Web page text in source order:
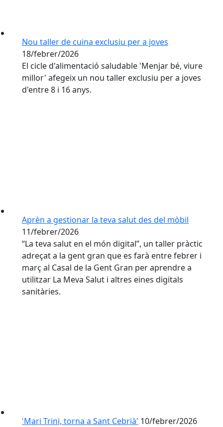
Nou taller de cuina exclusiu per a joves
18/febrer/2026
El cicle d'alimentació saludable 'Menjar bé, viure
millor' afegeix un nou taller exclusiu per a joves
d'entre 8 i 16 anys.
Aprèn a gestionar la teva salut des del mòbil
11/febrer/2026
“La teva salut en el món digital”, un taller pràctic
adreçat a la gent gran que es farà entre febrer i
març al Casal de la Gent Gran per aprendre a
utilitzar La Meva Salut i altres eines digitals
sanitàries.
'Mari Trini, torna a Sant Cebrià' 10/febrer/2026